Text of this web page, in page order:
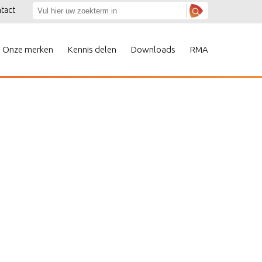
Onze merken Kennis delen Downloads RMA